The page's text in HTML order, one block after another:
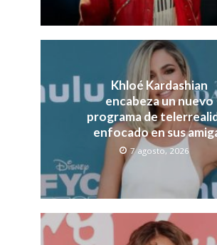
Khloé Kardashian
encabeza un nuevo
programa de
enfocado en sus
7 agosto, 2026